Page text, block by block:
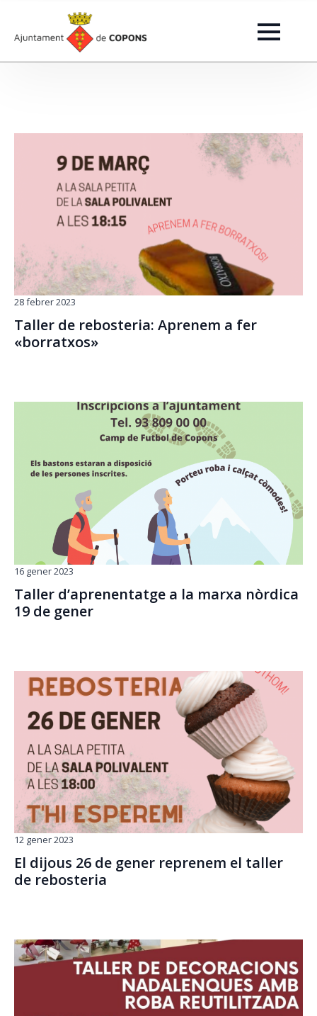
Taller de rebosteria: Aprenem a fer
«borratxos»
28 febrer 2023
Taller d’aprenentatge a la marxa nòrdica
19 de gener
16 gener 2023
El dijous 26 de gener reprenem el taller
de rebosteria
12 gener 2023